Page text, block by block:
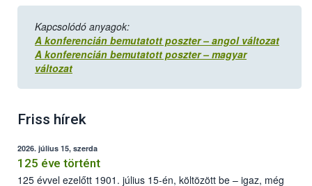
Kapcsolódó anyagok:
A konferencián bemutatott poszter – angol változat
A konferencián bemutatott poszter – magyar
változat
Friss hírek
2026. július 15, szerda
125 éve történt
125 évvel ezelőtt 1901. július 15-én, költözött be – igaz, még